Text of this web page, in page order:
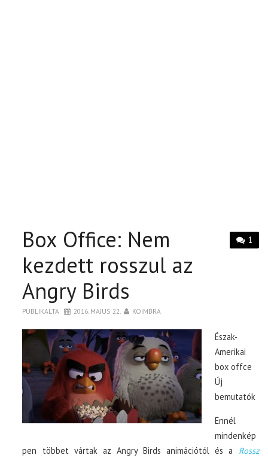
1
Box Office: Nem
kezdett rosszul az
Angry Birds
PUBLIKÁLTA 2016. MÁJUS 22. KOIMBRA
Észak-
Amerikai
box offce
Új
bemutatók
Ennél
mindenkép
pen többet vártak az Angry Birds animációtól és a Rossz